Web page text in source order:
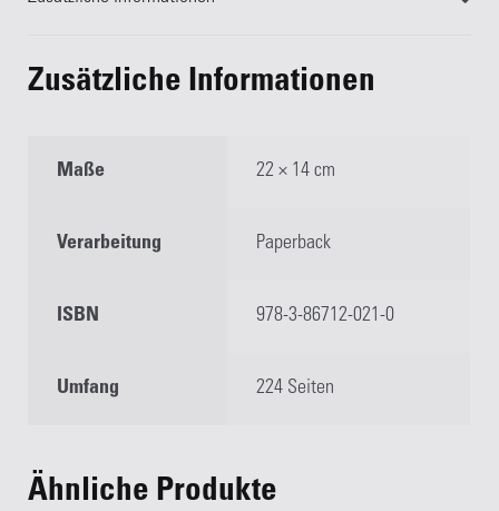
Zusätzliche Informationen
Maße 22 × 14 cm
Verarbeitung Paperback
ISBN 978-3-86712-021-0
Umfang 224 Seiten
Ähnliche Produkte